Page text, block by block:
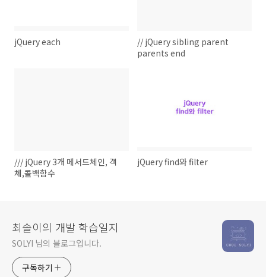
jQuery each
// jQuery sibling parent
parents end
/// jQuery 3개 메서드체인, 객
체,콜백함수
jQuery find와 filter
최솔이의 개발 학습일지
SOLYI 님의 블로그입니다.
구독하기